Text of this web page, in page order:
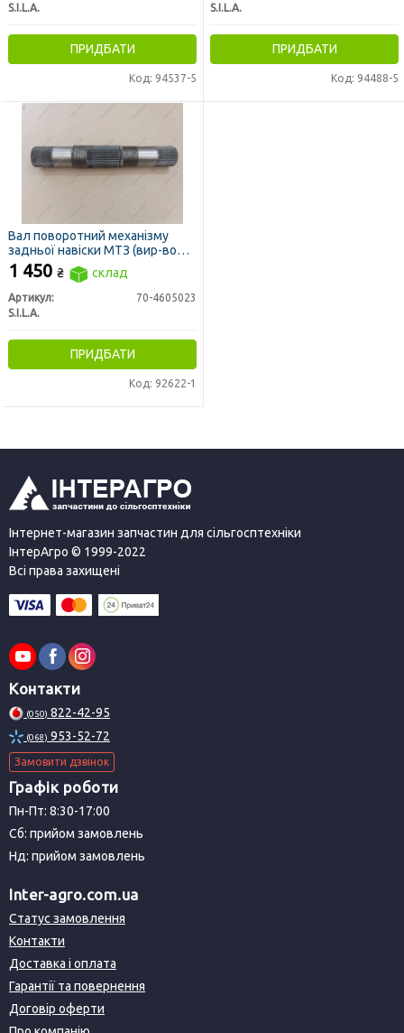
S.I.L.A.
ПРИДБАТИ
Код: 94537-5
S.I.L.A.
ПРИДБАТИ
Код: 94488-5
Вал поворотний механізму
задньої навіски МТЗ (вир-во
S.I.L.A)
1 450 ₴ склад
Артикул:
70-4605023
S.I.L.A.
ПРИДБАТИ
Код: 92622-1
Інтернет-магазин запчастин для сільгосптехніки
ІнтерАгро © 1999-2022
Всі права захищені
Контакти
(050) 822-42-95
(068) 953-52-72
Замовити дзвінок
Графік роботи
Пн-Пт: 8:30-17:00
Сб: прийом замовлень
Нд: прийом замовлень
Inter-agro.com.ua
Статус замовлення
Контакти
Доставка і оплата
Гарантії та повернення
Договір оферти